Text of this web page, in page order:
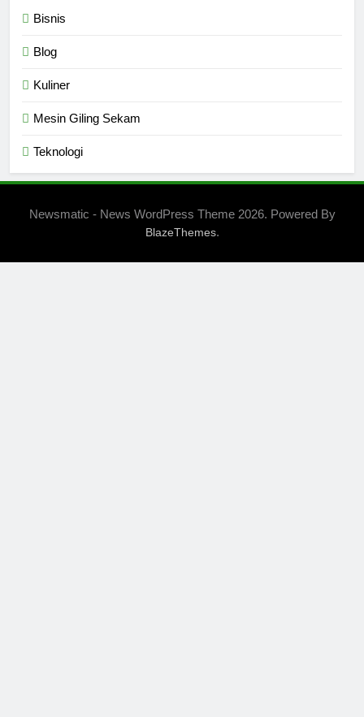
Bisnis
Blog
Kuliner
Mesin Giling Sekam
Teknologi
Newsmatic - News WordPress Theme 2026. Powered By
BlazeThemes.